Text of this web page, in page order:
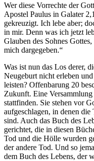
Wer diese Vorrechte der
Apostel Paulus in Galater
gekreuzigt. Ich lebe aber;
in mir. Denn was ich jetzt
Glauben des Sohnes
mich dargegeben.“
Was ist nun das Los derer,
Neugeburt nicht erleben
leisten? Offenbarung 20
Zukunft. Eine
stattfinden. Sie stehen vor
aufgeschlagen, in denen die
sind. Auch das Buch des
gerichtet, die in diesen
Tod und die Hölle wurden
der andere Tod. Und so
dem Buch des Lebens, der